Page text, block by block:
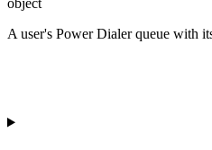
A user's Power Dialer queue with